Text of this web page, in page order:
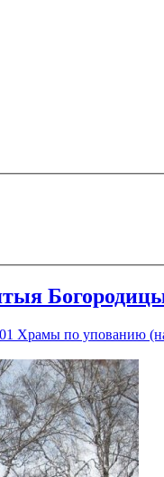
01 Храмы по упованию